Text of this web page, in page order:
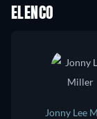
ELENCO
Jonny Lee